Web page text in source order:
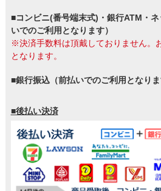
■コンビニ(番号端末式)・銀行ATM・
いでのご利用となります）
※決済手数料は頂戴しておりません。
となります。
■銀行振込（前払いでのご利用となりま
■後払い決済